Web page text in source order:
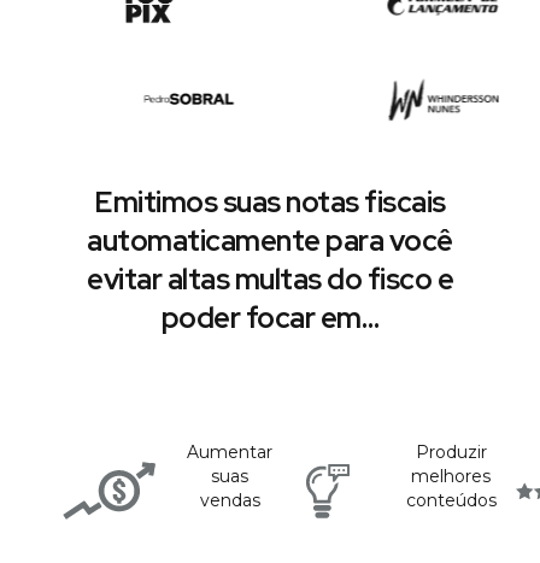
Emitimos suas notas fiscais
automaticamente para você
evitar altas multas do fisco e
poder focar em…
Aumentar
suas
vendas
Produzir
melhores
conteúdos